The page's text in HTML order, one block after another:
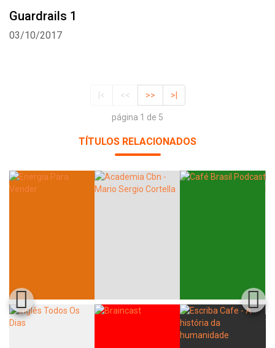
Guardrails 1
03/10/2017
|< << >> >|
página 1 de 5
TÍTULOS RELACIONADOS